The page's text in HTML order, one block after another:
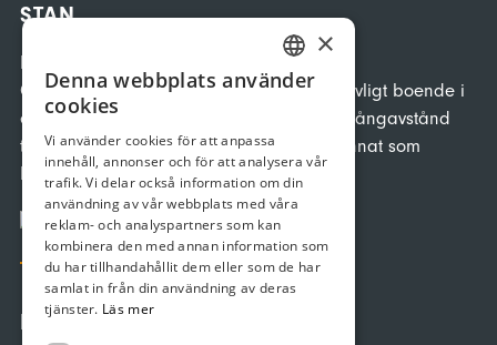
STAN
Hotell i centrala Borgholm. Här erbjuds
Ölandsbesökaren ett charmigt och hemtrevligt boende i
ett lugnt läge men ändå med behagligt gångavstånd
till restauranger, hamnen, bad, och allt annat som
Borgholm kan erbjuda på.
KONTAKT
SWEDISH
ENGLISH
×
Denna webbplats använder
cookies
Vi använder cookies för att anpassa
innehåll, annonser och för att analysera vår
trafik. Vi delar också information om din
användning av vår webbplats med våra
reklam- och analyspartners som kan
kombinera den med annan information som
du har tillhandahållit dem eller som de har
samlat in från din användning av deras
tjänster. Läs mer